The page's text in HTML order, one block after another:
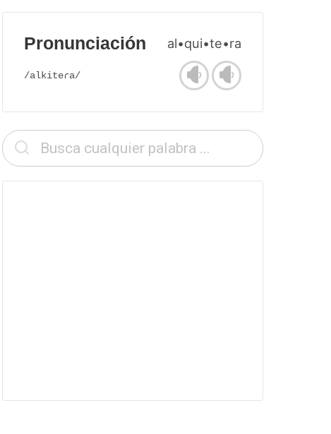
Pronunciación al•qui•te•ra
/alkiteɾa/